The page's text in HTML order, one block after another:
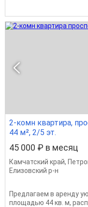
2-комн квартира,
44 м², 2/5 эт.
45 000 ₽ в месяц
Камчатский край,
Елизовский р-н
Предлагаем в аренду
площадью 44 кв. м,